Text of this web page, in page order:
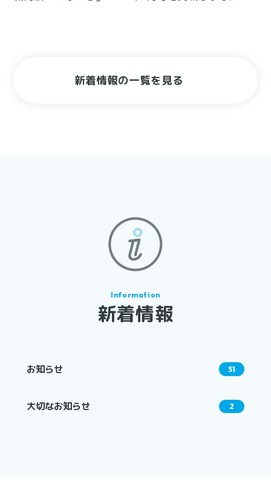
新着情報の一覧を見る
新着情報
お知らせ 51
大切なお知らせ 2